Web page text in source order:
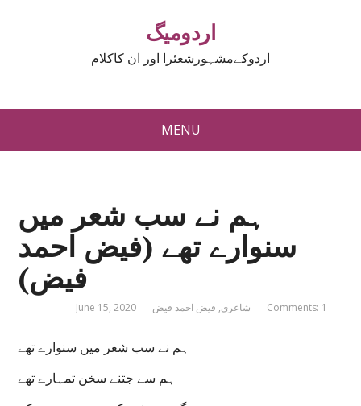
اردومیگ
اردوکےمشہورشعئرا اور ان کاکلام
MENU
ہم نے سب شعر میں
سنوارے تھے (فیض احمد
فیض)
June 15, 2020 شاعری, فیض احمد فیض Comments: 1
ہم نے سب شعر میں سنوارے تھے
ہم سے جتنے سخن تمہارے تھے